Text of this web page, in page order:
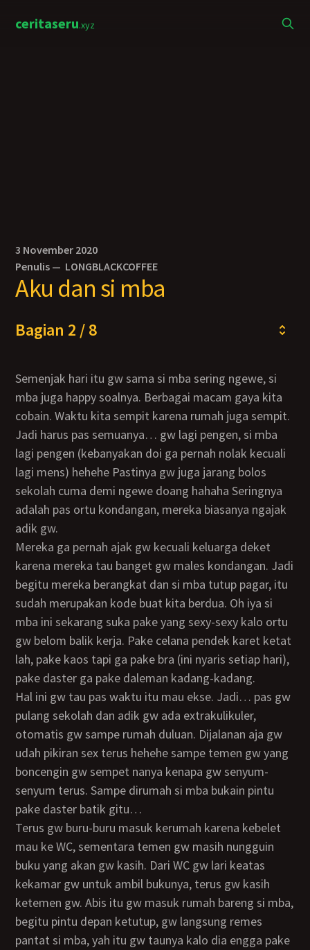
ceritaseru.xyz
3 November 2020
Penulis — LONGBLACKCOFFEE
Aku dan si mba
Bagian 2 / 8
Semenjak hari itu gw sama si mba sering ngewe, si
mba juga happy soalnya. Berbagai macam gaya kita
cobain. Waktu kita sempit karena rumah juga sempit.
Jadi harus pas semuanya… gw lagi pengen, si mba
lagi pengen (kebanyakan doi ga pernah nolak kecuali
lagi mens) hehehe Pastinya gw juga jarang bolos
sekolah cuma demi ngewe doang hahaha Seringnya
adalah pas ortu kondangan, mereka biasanya ngajak
adik gw.
Mereka ga pernah ajak gw kecuali keluarga deket
karena mereka tau banget gw males kondangan. Jadi
begitu mereka berangkat dan si mba tutup pagar, itu
sudah merupakan kode buat kita berdua. Oh iya si
mba ini sekarang suka pake yang sexy-sexy kalo ortu
gw belom balik kerja. Pake celana pendek karet ketat
lah, pake kaos tapi ga pake bra (ini nyaris setiap hari),
pake daster ga pake daleman kadang-kadang.
Hal ini gw tau pas waktu itu mau ekse. Jadi… pas gw
pulang sekolah dan adik gw ada extrakulikuler,
otomatis gw sampe rumah duluan. Dijalanan aja gw
udah pikiran sex terus hehehe sampe temen gw yang
boncengin gw sempet nanya kenapa gw senyum-
senyum terus. Sampe dirumah si mba bukain pintu
pake daster batik gitu…
terus gw buru-buru masuk kerumah karena kebelet
mau ke WC, sementara temen gw masih nungguin
buku yang akan gw kasih. Dari WC gw lari keatas
kekamar gw untuk ambil bukunya, terus gw kasih
ketemen gw. Abis itu gw masuk rumah bareng si mba,
begitu pintu depan ketutup, gw langsung remes
pantat si mba, yah itu gw taunya kalo dia engga pake